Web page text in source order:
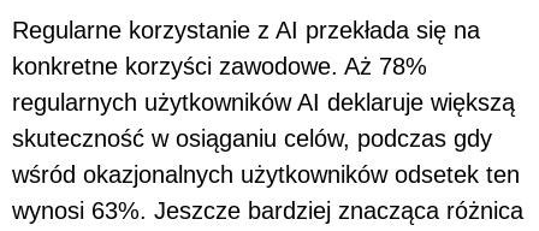
Regularne korzystanie z AI przekłada się na
konkretne korzyści zawodowe. Aż 78%
regularnych użytkowników AI deklaruje większą
skuteczność w osiąganiu celów, podczas gdy
wśród okazjonalnych użytkowników odsetek ten
wynosi 63%. Jeszcze bardziej znacząca różnica